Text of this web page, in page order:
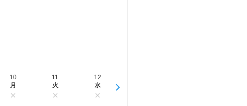
10
月
11
火
12
水